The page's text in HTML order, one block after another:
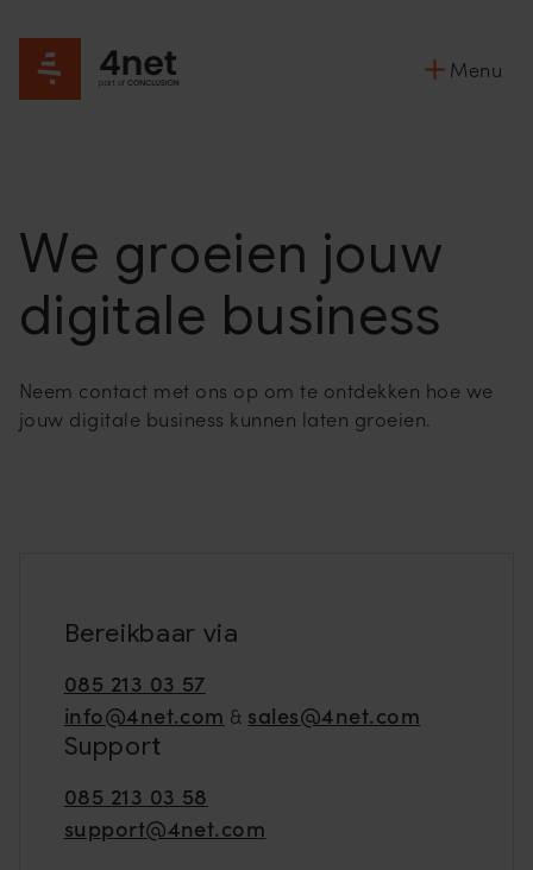
Menu
We groeien jouw
digitale business
Neem contact met ons op om te ontdekken hoe we
jouw digitale business kunnen laten groeien.
Bereikbaar via
085 213 03 57
info@4net.com & sales@4net.com
Support
085 213 03 58
support@4net.com